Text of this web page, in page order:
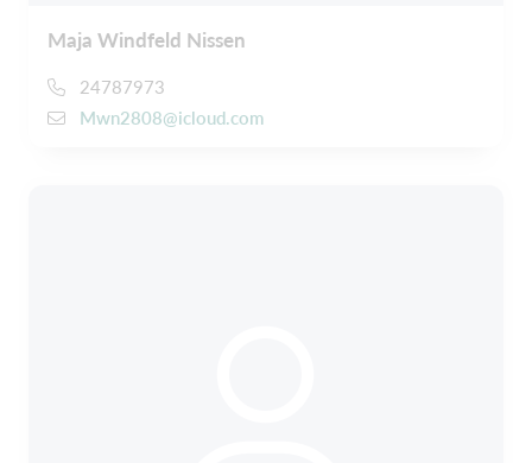
Maja Windfeld Nissen
24787973
Mwn2808@icloud.com